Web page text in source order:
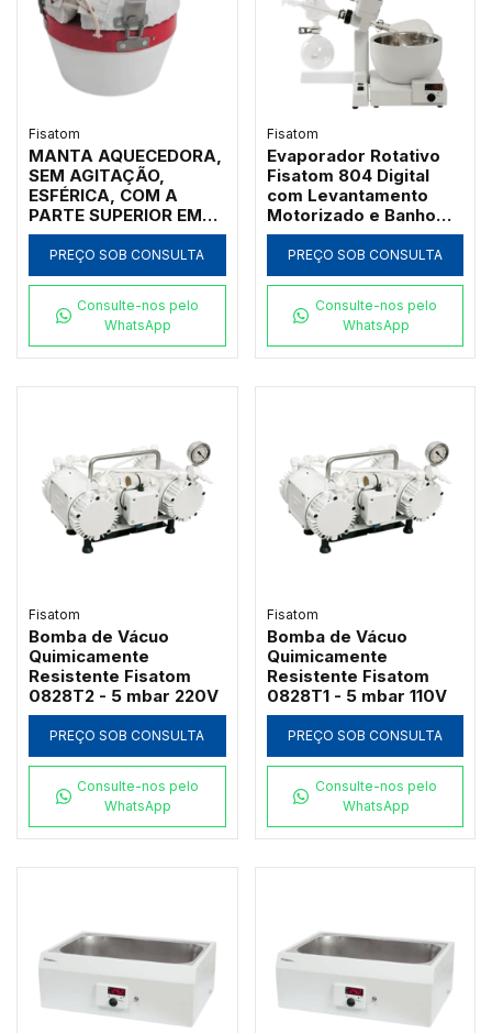
Fisatom
MANTA AQUECEDORA,
SEM AGITAÇÃO,
ESFÉRICA, COM A
PARTE SUPERIOR EM
TECIDO ANTI-
INFLAMÁVEL,
COBRINDO TODO O
FUNDO REDONDO, 01
LITRO, REGULADOR
POTÊNCIA ATÉ 300ºC,
MODELO 001091-IC
PREÇO SOB CONSULTA
Consulte-nos pelo
WhatsApp
Fisatom
Evaporador Rotativo
Fisatom 804 Digital
com Levantamento
Motorizado e Banho
150°C
PREÇO SOB CONSULTA
Consulte-nos pelo
WhatsApp
Fisatom
Bomba de Vácuo
Quimicamente
Resistente Fisatom
0828T2 - 5 mbar 220V
PREÇO SOB CONSULTA
Consulte-nos pelo
WhatsApp
Fisatom
Bomba de Vácuo
Quimicamente
Resistente Fisatom
0828T1 - 5 mbar 110V
PREÇO SOB CONSULTA
Consulte-nos pelo
WhatsApp